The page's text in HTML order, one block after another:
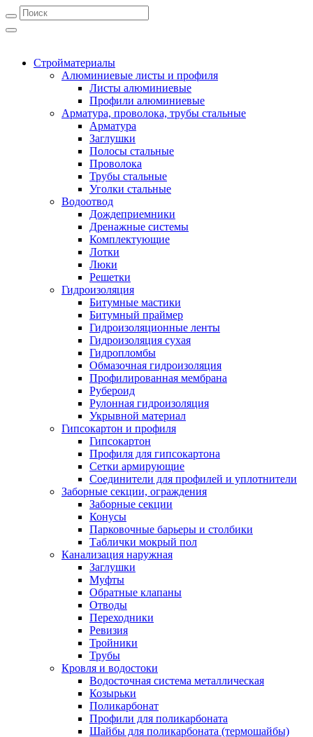
Стройматериалы
Алюминиевые листы и профиля
Листы алюминиевые
Профили алюминиевые
Арматура, проволока, трубы стальные
Арматура
Заглушки
Полосы стальные
Проволока
Трубы стальные
Уголки стальные
Водоотвод
Дождеприемники
Дренажные системы
Комплектующие
Лотки
Люки
Решетки
Гидроизоляция
Битумные мастики
Битумный праймер
Гидроизоляционные ленты
Гидроизоляция сухая
Гидропломбы
Обмазочная гидроизоляция
Профилированная мембрана
Рубероид
Рулонная гидроизоляция
Укрывной материал
Гипсокартон и профиля
Гипсокартон
Профиля для гипсокартона
Сетки армирующие
Соединители для профилей и уплотнители
Заборные секции, ограждения
Заборные секции
Конусы
Парковочные барьеры и столбики
Таблички мокрый пол
Канализация наружная
Заглушки
Муфты
Обратные клапаны
Отводы
Переходники
Ревизия
Тройники
Трубы
Кровля и водостоки
Водосточная система металлическая
Козырьки
Поликарбонат
Профили для поликарбоната
Шайбы для поликарбоната (термошайбы)